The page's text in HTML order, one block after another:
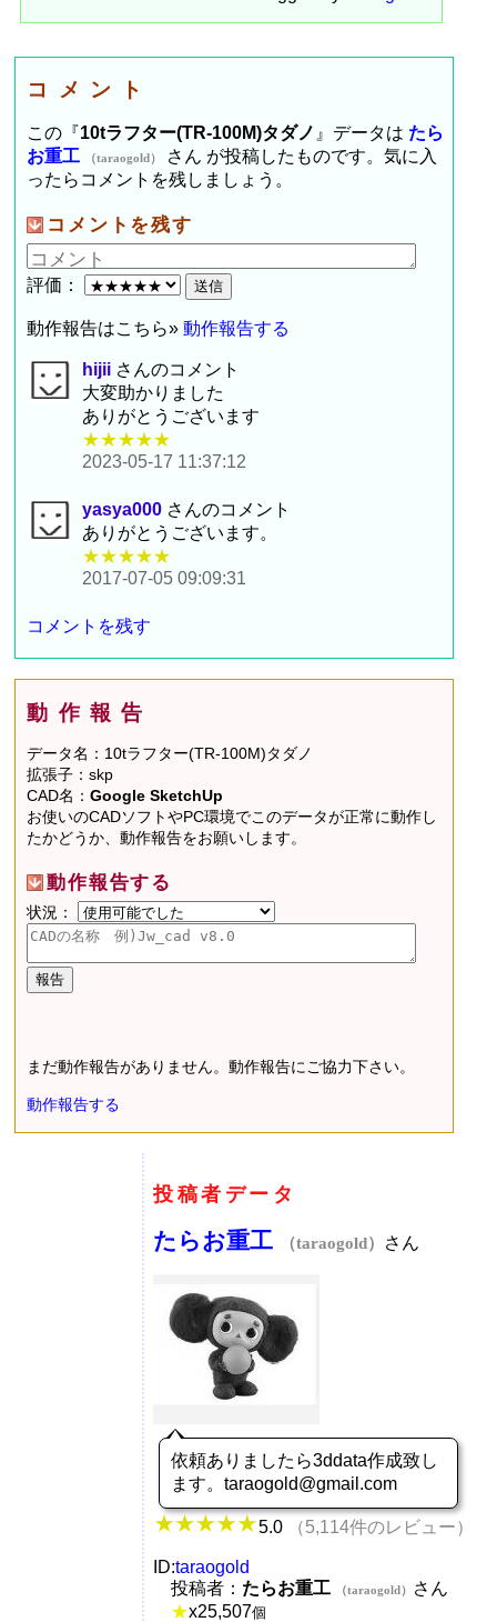
コメント
この『10tラフター(TR-100M)タダノ 』データは たら
お重工
（taraogold）
さん が投稿したものです。気に入
ったらコメントを残しましょう。
コメントを残す
評価：
動作報告はこちら»動作報告する
hijii さんのコメント
大変助かりました
ありがとうございます
★★★★★
2023-05-17 11:37:12
yasya000 さんのコメント
ありがとうございます。
★★★★★
2017-07-05 09:09:31
コメントを残す
動作報告
データ名：10tラフター(TR-100M)タダノ
拡張子：skp
CAD名：Google SketchUp
お使いのCADソフトやPC環境でこのデータが正常に動作し
たかどうか、動作報告をお願いします。
動作報告する
状況：
まだ動作報告がありません。動作報告にご協力下さい。
動作報告する
投稿者データ
たらお重工 （taraogold） さん
依頼ありましたら3ddata作成致し
ます。taraogold@gmail.com
5.0 （5,114件のレビュー）
ID:taraogold
投稿者： たらお重工 （taraogold）
さん
★x25,507個